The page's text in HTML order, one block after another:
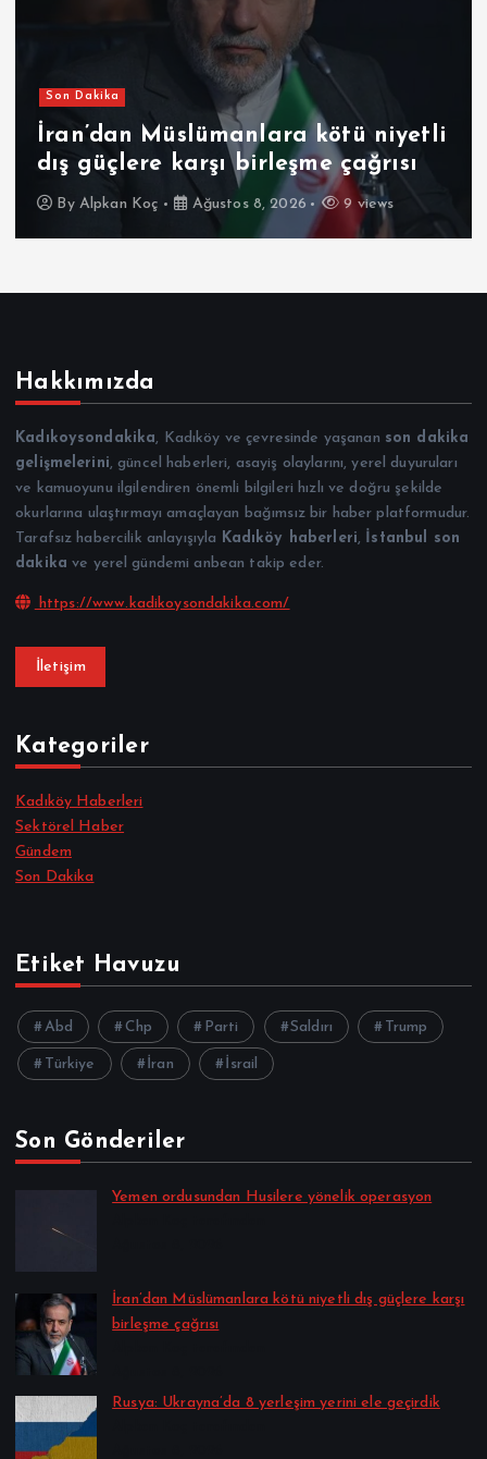
Son Dakika
İran’dan Müslümanlara kötü niyetli
dış güçlere karşı birleşme çağrısı
By Alpkan Koç Ağustos 8, 2026 9 views
Hakkımızda
Kadıkoysondakika, Kadıköy ve çevresinde yaşanan son dakika
gelişmelerini, güncel haberleri, asayiş olaylarını, yerel duyuruları
ve kamuoyunu ilgilendiren önemli bilgileri hızlı ve doğru şekilde
okurlarına ulaştırmayı amaçlayan bağımsız bir haber platformudur.
Tarafsız habercilik anlayışıyla Kadıköy haberleri,
İstanbul son
dakika ve yerel gündemi anbean takip eder.
https://www.kadikoysondakika.com/
İletişim
Kategoriler
Kadıköy Haberleri
Sektörel Haber
Gündem
Son Dakika
Etiket Havuzu
Abd Chp Parti Saldırı Trump
Türkiye İran İsrail
Son Gönderiler
Yemen ordusundan Husilere yönelik operasyon
İran’dan Müslümanlara kötü niyetli dış güçlere karşı
birleşme çağrısı
Rusya: Ukrayna’da 8 yerleşim yerini ele geçirdik